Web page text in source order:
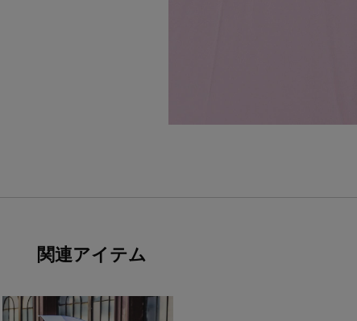
関連アイテム